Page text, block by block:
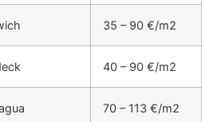
35 – 90 €/m2
40 – 90 €/m2
70 – 113 €/m2